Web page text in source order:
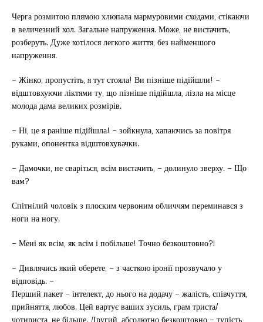
Черга розмитою плямою хлюпала мармуровими сходами, стікаючи
в величезний хол. Загальне напруження. Може, не вистачить,
розберуть. Дуже хотілося легкого життя, без найменшого
напруження.
– Жінко, пропустіть, я тут стояла! Ви пізніше підійшли! –
відштовхуючи ліктями ту, що пізніше підійшла, лізла на місце
молода дама великих розмірів.
– Ні, це я раніше підійшла! – зойкнула, хапаючись за повітря
руками, опонентка відштовхувачки.
– Дамочки, не сваріться, всім вистачить, – долинуло зверху. – Що
вам?
Спітнілий чоловік з плоским червоним обличчям переминався з
ноги на ногу.
– Мені як всім, як всім і побільше! Точно безкоштовно?!
– Дивлячись який оберете, – з часткою іронії прозвучало у
відповідь. –
Перший пакет – інтелект, до нього на додачу – жалість, співчуття,
прийняття, любов. Цей вартує ваших зусиль, грам триста/